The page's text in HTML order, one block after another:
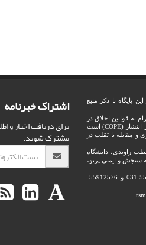
پایگاه با ذکر منبع
به قوانین اخلاق در
نشریات تابع قوانین کمیته اخلاق در انتشار (COPE) است
و مقابله با تقلب در
6 بلوار قطب راوندی، دانشگاه
سنجش و ایمنی پرتو،
55913043-031 و 55912571-031 و 55912576-
اشتراک خبرنامه
برای دریافت اخبار و
مشترک شوید.